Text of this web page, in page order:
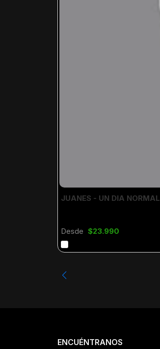
JUANES - UN DIA NORMAL
Desde $23.990
ENCUÉNTRANOS